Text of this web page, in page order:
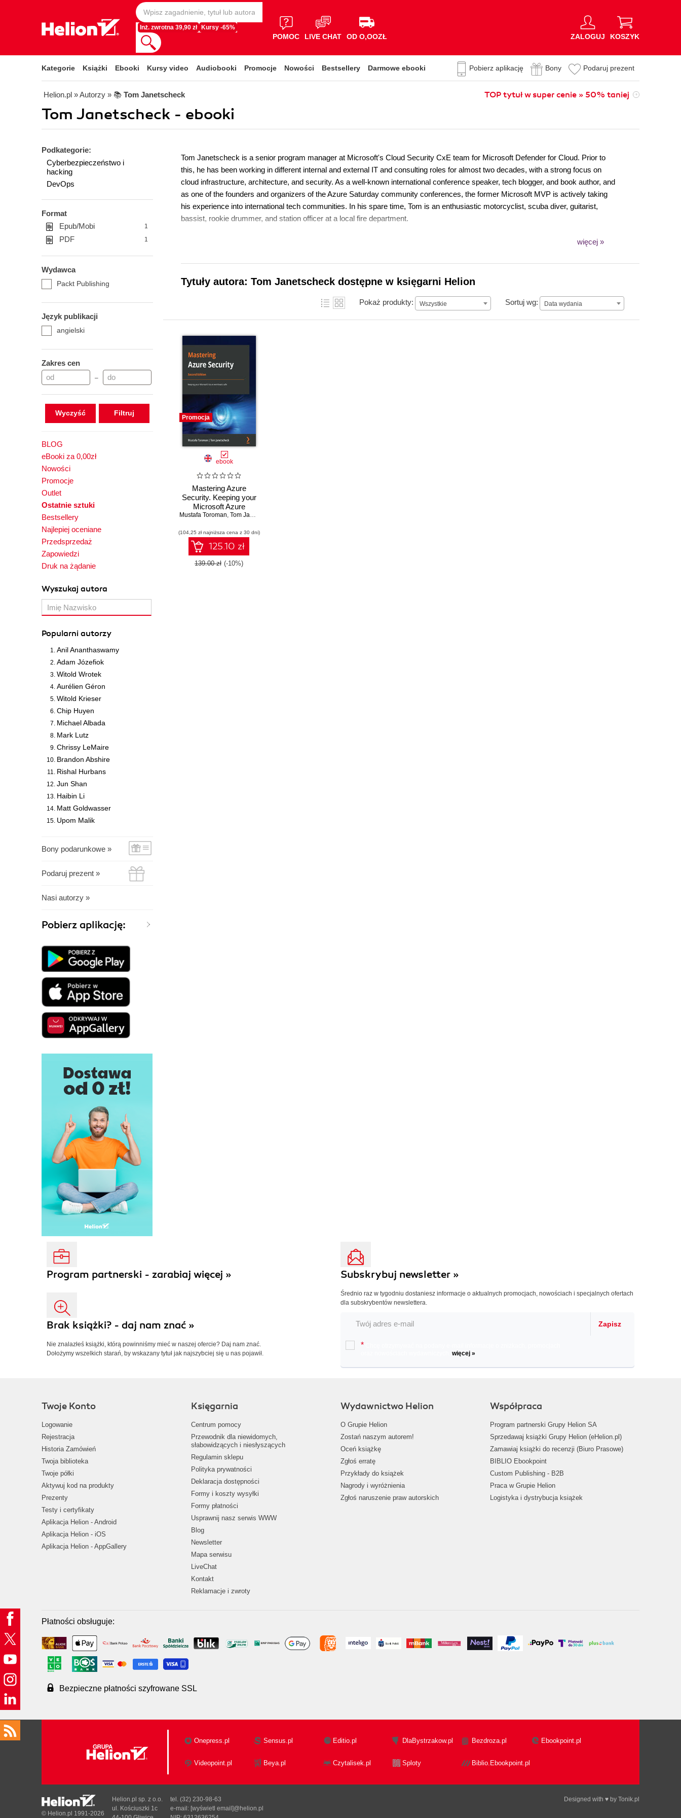
Inż. zwrotna 39,90 zł Kursy -65%
POMOC LIVE CHAT OD O,OOZŁ ZALOGUJ KOSZYK
Kategorie Książki Ebooki Kursy video Audiobooki Promocje Nowości Bestsellery Darmowe ebooki Pobierz aplikację Bony Podaruj prezent
Helion.pl » Autorzy » 📚 Tom Janetscheck TOP tytuł w super cenie » 50% taniej
Tom Janetscheck - ebooki
Podkategorie:
Cyberbezpieczeństwo i
hacking
DevOps
Format
Epub/Mobi
1
PDF 1
Wydawca
Packt Publishing
Język publikacji
angielski
Zakres cen
–
Wyczyść
BLOG
eBooki za 0,00zł
Nowości
Promocje
Outlet
Ostatnie sztuki
Bestsellery
Najlepiej oceniane
Przedsprzedaż
Zapowiedzi
Druk na żądanie
Wyszukaj autora
Popularni autorzy
Anil Ananthaswamy
Adam Józefiok
Witold Wrotek
Aurélien Géron
Witold Krieser
Chip Huyen
Michael Albada
Mark Lutz
Chrissy LeMaire
Brandon Abshire
Rishal Hurbans
Jun Shan
Haibin Li
Matt Goldwasser
Upom Malik
Bony podarunkowe »
Podaruj prezent »
Nasi autorzy »
Pobierz aplikację:
Tom Janetscheck is a senior program manager at Microsoft's Cloud Security CxE team for Microsoft Defender for Cloud. Prior to
this, he has been working in different internal and external IT and consulting roles for almost two decades, with a strong focus on
cloud infrastructure, architecture, and security. As a well-known international conference speaker, tech blogger, and book author, and
as one of the founders and organizers of the Azure Saturday community conferences, the former Microsoft MVP is actively taking
his experience into international tech communities. In his spare time, Tom is an enthusiastic motorcyclist, scuba diver, guitarist,
bassist, rookie drummer, and station officer at a local fire department.
więcej »
Tytuły autora: Tom Janetscheck dostępne w księgarni Helion
Pokaż produkty: Wszystkie Sortuj wg: Data wydania
Data wydania
Promocja
ebook
Mastering Azure
Security. Keeping your
Microsoft Azure
workloads safe -
Mustafa Toroman, Tom Janetscheck
(104,25 zł najniższa cena z 30 dni)
125.10 zł
139.00 zł (-10%)
Program partnerski - zarabiaj więcej »
Brak książki? - daj nam znać »
Nie znalazłeś książki, którą powinniśmy mieć w naszej ofercie? Daj nam znać.
Dołożymy wszelkich starań, by wskazany tytuł jak najszybciej się u nas pojawił.
Subskrybuj newsletter »
Średnio raz w tygodniu dostaniesz informacje o aktualnych promocjach, nowościach i specjalnych ofertach
dla subskrybentów newslettera.
Zapisz
*
więcej »
Twoje Konto
Logowanie
Rejestracja
Historia Zamówień
Twoja biblioteka
Twoje półki
Aktywuj kod na produkty
Prezenty
Testy i certyfikaty
Aplikacja Helion - Android
Aplikacja Helion - iOS
Aplikacja Helion - AppGallery
Księgarnia
Centrum pomocy
Przewodnik dla niewidomych,
słabowidzących i niesłyszących
Regulamin sklepu
Polityka prywatności
Deklaracja dostępności
Formy i koszty wysyłki
Formy płatności
Usprawnij nasz serwis WWW
Blog
Newsletter
Mapa serwisu
LiveChat
Kontakt
Reklamacje i zwroty
Wydawnictwo Helion
O Grupie Helion
Zostań naszym autorem!
Oceń książkę
Zgłoś erratę
Przykłady do książek
Nagrody i wyróżnienia
Zgłoś naruszenie praw autorskich
Współpraca
Program partnerski Grupy Helion SA
Sprzedawaj książki Grupy Helion (eHelion.pl)
Zamawiaj książki do recenzji (Biuro Prasowe)
BIBLIO Ebookpoint
Custom Publishing - B2B
Praca w Grupie Helion
Logistyka i dystrybucja książek
Płatności obsługuje:
Bezpieczne płatności szyfrowane SSL
Onepress.pl Sensus.pl Editio.pl DlaBystrzakow.pl Bezdroza.pl Ebookpoint.pl
Videopoint.pl Beya.pl Czytalisek.pl Sploty Biblio.Ebookpoint.pl
Designed with ♥ by Tonik.pl
© Helion.pl 1991-2026
Helion.pl sp. z o.o.
ul. Kościuszki 1c
tel. (32) 230-98-63
e-mail: [wyświetl email]@helion.pl